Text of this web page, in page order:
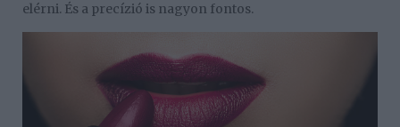
elérni. És a precízió is nagyon fontos.